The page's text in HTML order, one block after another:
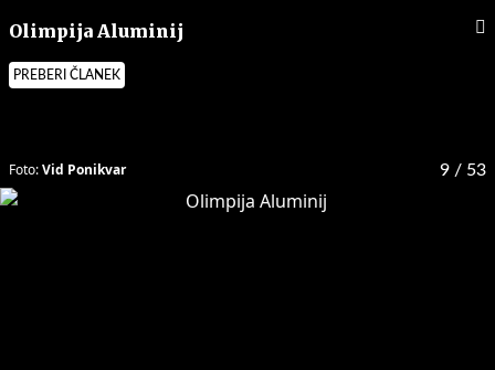
Olimpija Aluminij
PREBERI ČLANEK
9 / 53
Foto:Vid Ponikvar